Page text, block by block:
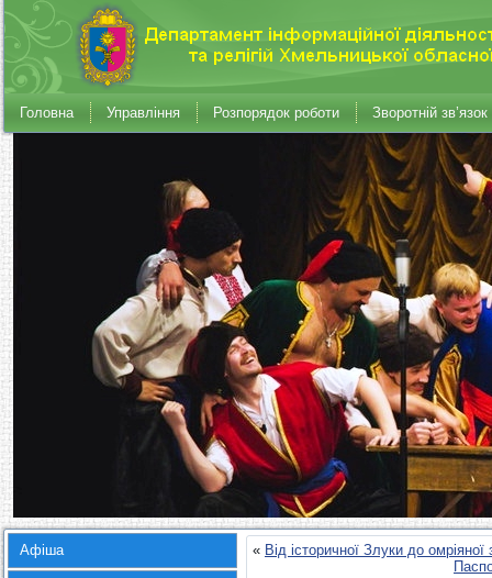
Головна Управління Розпорядок роботи Зворотній зв’язок
Афіша « Від історичної Злуки до омріяної